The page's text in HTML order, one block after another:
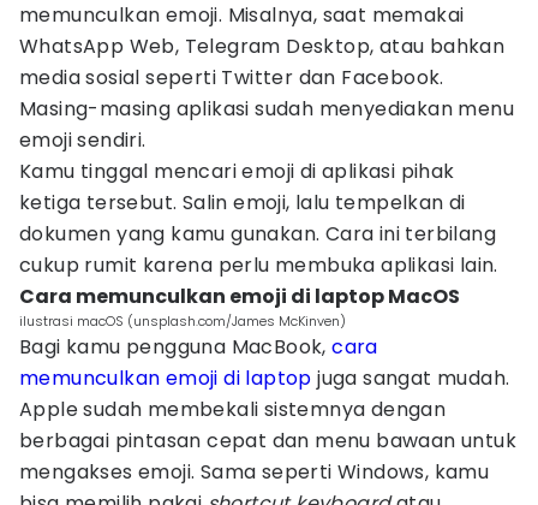
memunculkan emoji. Misalnya, saat memakai
WhatsApp Web, Telegram Desktop, atau bahkan
media sosial seperti Twitter dan Facebook.
Masing-masing aplikasi sudah menyediakan menu
emoji sendiri.
Kamu tinggal mencari emoji di aplikasi pihak
ketiga tersebut. Salin emoji, lalu tempelkan di
dokumen yang kamu gunakan. Cara ini terbilang
cukup rumit karena perlu membuka aplikasi lain.
Cara memunculkan emoji di laptop MacOS
ilustrasi macOS (unsplash.com/James McKinven)
Bagi kamu pengguna MacBook,cara
memunculkan emoji di laptop juga sangat mudah.
Apple sudah membekali sistemnya dengan
berbagai pintasan cepat dan menu bawaan untuk
mengakses emoji. Sama seperti Windows, kamu